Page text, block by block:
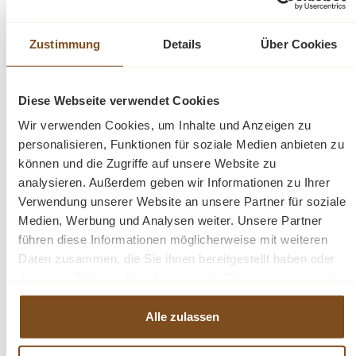
Zustimmung Details Über Cookies
Diese Webseite verwendet Cookies
Wir verwenden Cookies, um Inhalte und Anzeigen zu
personalisieren, Funktionen für soziale Medien anbieten zu
können und die Zugriffe auf unsere Website zu
analysieren. Außerdem geben wir Informationen zu Ihrer
Verwendung unserer Website an unsere Partner für soziale
Medien, Werbung und Analysen weiter. Unsere Partner
führen diese Informationen möglicherweise mit weiteren
Daten zusammen, die Sie ihnen bereitgestellt haben oder
haben.
Alle zulassen
begeistert sein. Kommoden, Schränke und Tische aus
Massivholz und Premium Teak finden Sie bei uns im
H/BT: 85/160/45 cm
Abmessungen H/B/T: in verschiedenen Maßen
erhältlich 120 cm oder 160cm
jedes Möbelstück ist ein Unikat
recyceltes Teakholz
Fragen zum Produkt?